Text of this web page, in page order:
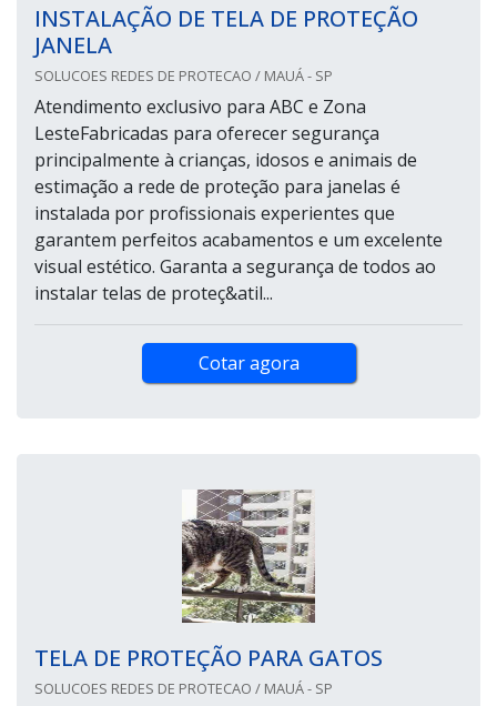
INSTALAÇÃO DE TELA DE PROTEÇÃO
JANELA
SOLUCOES REDES DE PROTECAO / MAUÁ - SP
Atendimento exclusivo para ABC e Zona
LesteFabricadas para oferecer segurança
principalmente à crianças, idosos e animais de
estimação a rede de proteção para janelas é
instalada por profissionais experientes que
garantem perfeitos acabamentos e um excelente
visual estético. Garanta a segurança de todos ao
instalar telas de proteç&atil...
Cotar agora
TELA DE PROTEÇÃO PARA GATOS
SOLUCOES REDES DE PROTECAO / MAUÁ - SP